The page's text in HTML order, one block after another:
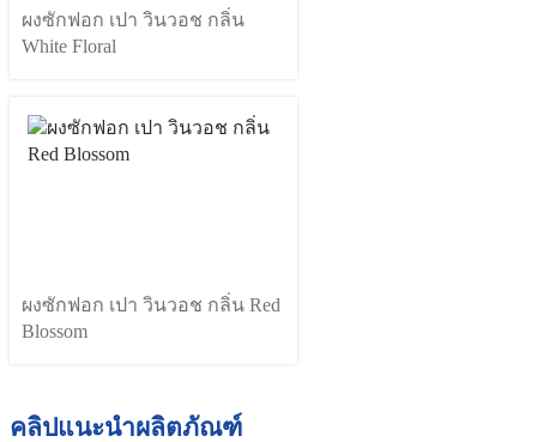
ผงซักฟอก เปา วินวอช กลิ่น
White Floral
ผงซักฟอก เปา วินวอช กลิ่น Red
Blossom
คลิปแนะนำผลิตภัณฑ์